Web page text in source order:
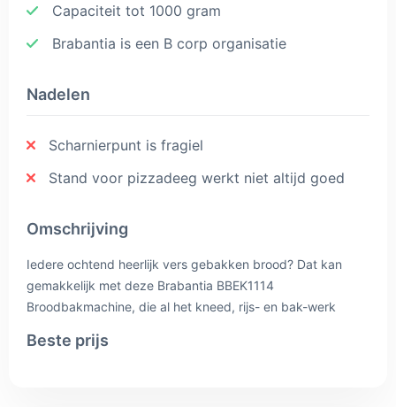
Capaciteit tot 1000 gram
Brabantia is een B corp organisatie
Nadelen
Scharnierpunt is fragiel
Stand voor pizzadeeg werkt niet altijd goed
Omschrijving
Iedere ochtend heerlijk vers gebakken brood? Dat kan
gemakkelijk met deze Brabantia BBEK1114
Broodbakmachine, die al het kneed, rijs- en bak-werk
verschillende instellingen voor gewicht en bruining kun je
Beste prijs